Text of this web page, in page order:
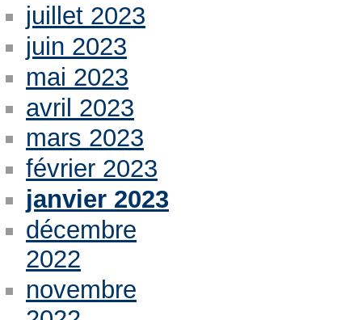
juillet 2023
juin 2023
mai 2023
avril 2023
mars 2023
février 2023
janvier 2023
décembre
2022
novembre